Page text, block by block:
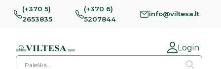
(+370 5)
2653835
(+370 6)
5207844
info@viltesa.lt
Login